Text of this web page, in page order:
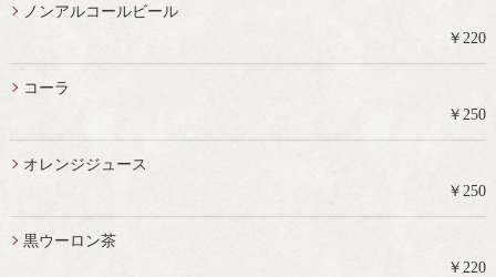
ノンアルコールビール
￥220
コーラ
￥250
オレンジジュース
￥250
黒ウーロン茶
￥220